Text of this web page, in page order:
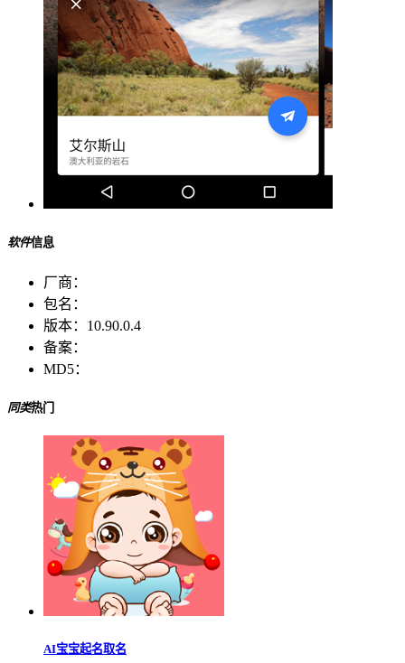
软件信息
厂商：
包名：
版本： 10.90.0.4
备案：
MD5：
同类热门
AI宝宝起名取名